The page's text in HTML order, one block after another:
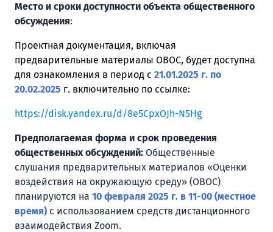
Место и сроки доступности объекта общественного
обсуждения:
Проектная документация, включая
предварительные материалы ОВОС, будет доступна
для ознакомления в период с 21.01.2025 г. по
20.02.2025 г. включительно по ссылке:
https://disk.yandex.ru/d/8e5CpxOJh-N5Hg
Предполагаемая форма и срок проведения
общественных обсуждений: Общественные
слушания предварительных материалов «Оценки
воздействия на окружающую среду» (ОВОС)
планируются на 10 февраля 2025 г. в 11-00 (местное
время) с использованием средств дистанционного
взаимодействия Zoom.